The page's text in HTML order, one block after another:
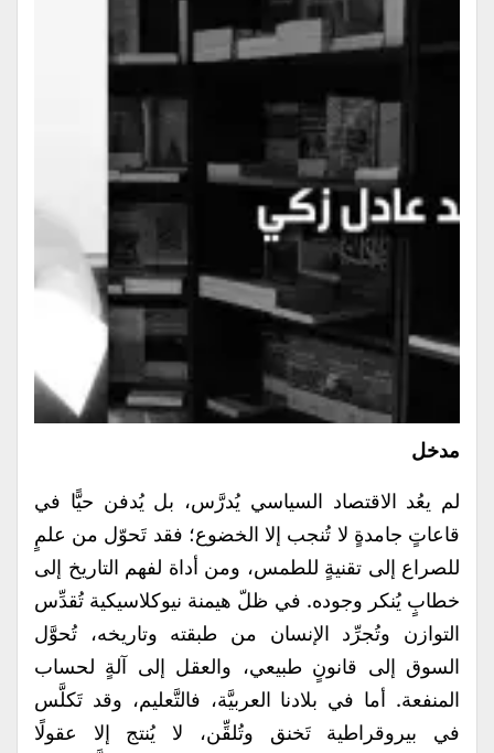
مدخل
لم يعُد الاقتصاد السياسي يُدرَّس، بل يُدفن حيًّا في
قاعاتٍ جامدةٍ لا تُنجب إلا الخضوع؛ فقد تَحوّل من علمٍ
للصراع إلى تقنيةٍ للطمس، ومن أداة لفهم التاريخ إلى
خطابٍ يُنكر وجوده. في ظلّ هيمنة نيوكلاسيكية تُقدِّس
التوازن وتُجرِّد الإنسان من طبقته وتاريخه، تُحوَّل
السوق إلى قانونٍ طبيعي، والعقل إلى آلةٍ لحساب
المنفعة. أما في بلادنا العربيَّة، فالتَّعليم، وقد تَكلَّس
في بيروقراطية تَخنق وتُلقِّن، لا يُنتج إلا عقولًا